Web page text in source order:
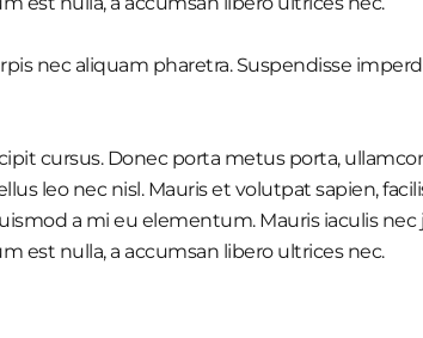
nec aliquam pharetra. Suspendisse
cursus. Donec porta metus porta,
leo nec nisl. Mauris et volutpat sapien,
a mi eu elementum. Mauris iaculis
est nulla, a accumsan libero ultrices nec.